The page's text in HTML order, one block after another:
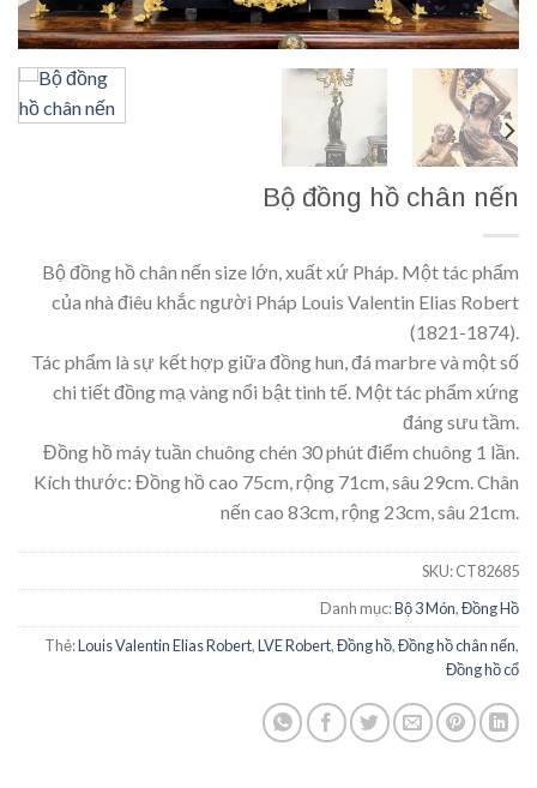
Bộ đồng hồ chân nến
Bộ đồng hồ chân nến size lớn, xuất xứ Pháp. Một tác phẩm
của nhà điêu khắc người Pháp Louis Valentin Elias Robert
(1821-1874).
Tác phẩm là sự kết hợp giữa đồng hun, đá marbre và một số
chi tiết đồng mạ vàng nổi bật tinh tế. Một tác phẩm xứng
đáng sưu tầm.
Đồng hồ máy tuần chuông chén 30 phút điểm chuông 1 lần.
Kích thước: Đồng hồ cao 75cm, rộng 71cm, sâu 29cm. Chân
nến cao 83cm, rộng 23cm, sâu 21cm.
SKU:CT82685
Danh mục:Bộ 3 Món,Đồng Hồ
Thẻ:Louis Valentin Elias Robert,LVE Robert,Đồng hồ,Đồng hồ chân nến,
Đồng hồ cổ